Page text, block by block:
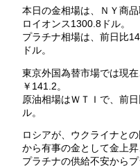
本日の金相場は、ＮＹ商
ロイオンス1300.8ドル。
プラチナ相場は、前日比
ドル。
東京外国為替市場では現
￥141.2。
原油相場はＷＴＩで、前
ル。
ロシアが、ウクライナと
から有事の金として金上昇
プラチナの供給不安からプ